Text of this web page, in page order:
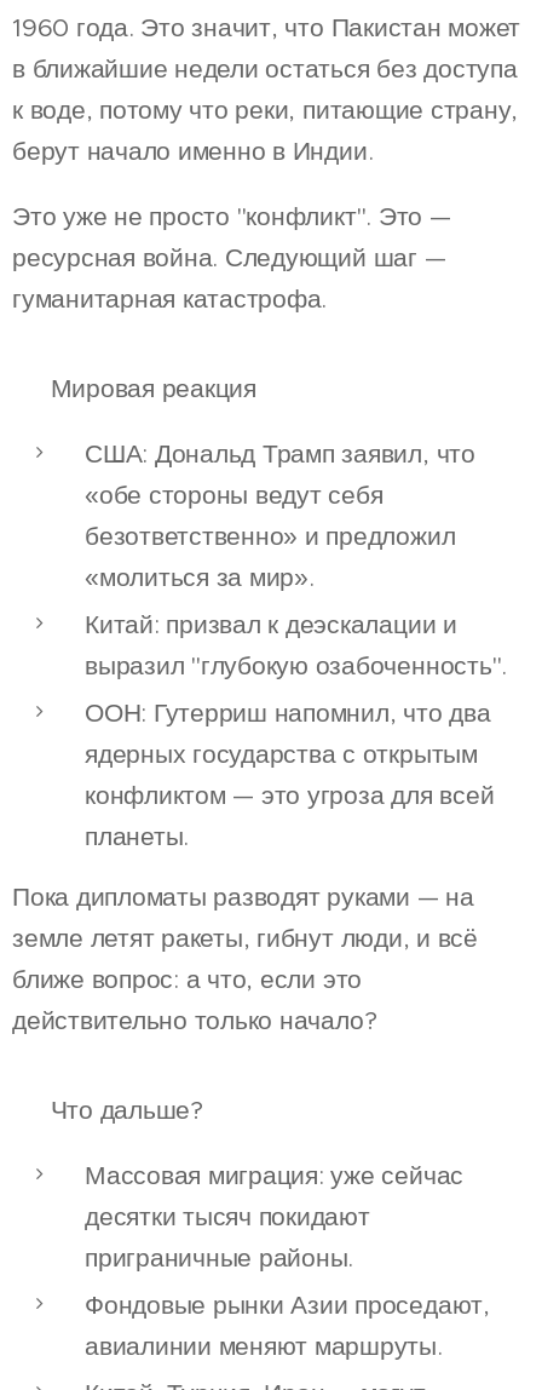
1960 года. Это значит, что Пакистан может
в ближайшие недели остаться без доступа
к воде, потому что реки, питающие страну,
берут начало именно в Индии.
Это уже не просто "конфликт". Это —
ресурсная война. Следующий шаг —
гуманитарная катастрофа.
🌐 Мировая реакция
США: Дональд Трамп заявил, что
«обе стороны ведут себя
безответственно» и предложил
«молиться за мир».
Китай: призвал к деэскалации и
выразил "глубокую озабоченность".
ООН: Гутерриш напомнил, что два
ядерных государства с открытым
конфликтом — это угроза для всей
планеты.
Пока дипломаты разводят руками — на
земле летят ракеты, гибнут люди, и всё
ближе вопрос: а что, если это
действительно только начало?
🧨 Что дальше?
Массовая миграция: уже сейчас
десятки тысяч покидают
приграничные районы.
Фондовые рынки Азии проседают,
авиалинии меняют маршруты.